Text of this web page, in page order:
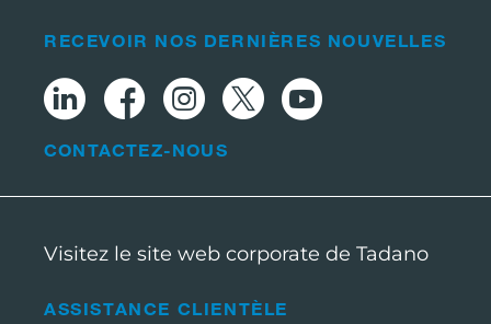
ASSISTANCE CLIENTÈLE
RECEVOIR NOS DERNIÈRES NOUVELLES
CONTACTEZ-NOUS
Visitez le site web corporate de Tadano